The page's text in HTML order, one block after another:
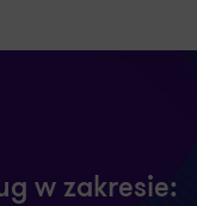
w zakresie: